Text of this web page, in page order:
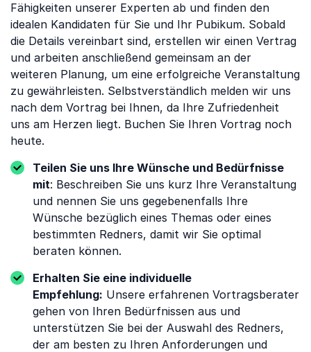
Fähigkeiten unserer Experten ab und finden den
idealen Kandidaten für Sie und Ihr Pubikum. Sobald
die Details vereinbart sind, erstellen wir einen Vertrag
und arbeiten anschließend gemeinsam an der
weiteren Planung, um eine erfolgreiche Veranstaltung
zu gewährleisten. Selbstverständlich melden wir uns
nach dem Vortrag bei Ihnen, da Ihre Zufriedenheit
uns am Herzen liegt. Buchen Sie Ihren Vortrag noch
heute.
Teilen Sie uns Ihre Wünsche und Bedürfnisse
mit: Beschreiben Sie uns kurz Ihre Veranstaltung
und nennen Sie uns gegebenenfalls Ihre
Wünsche bezüglich eines Themas oder eines
bestimmten Redners, damit wir Sie optimal
beraten können.
Erhalten Sie eine individuelle
Empfehlung: Unsere erfahrenen Vortragsberater
gehen von Ihren Bedürfnissen aus und
unterstützen Sie bei der Auswahl des Redners,
der am besten zu Ihren Anforderungen und